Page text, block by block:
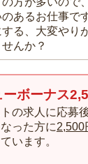
のあるお仕事で
する、大変やり
せんか？
ーボーナス
の求人に応募
った方に2,500
います。